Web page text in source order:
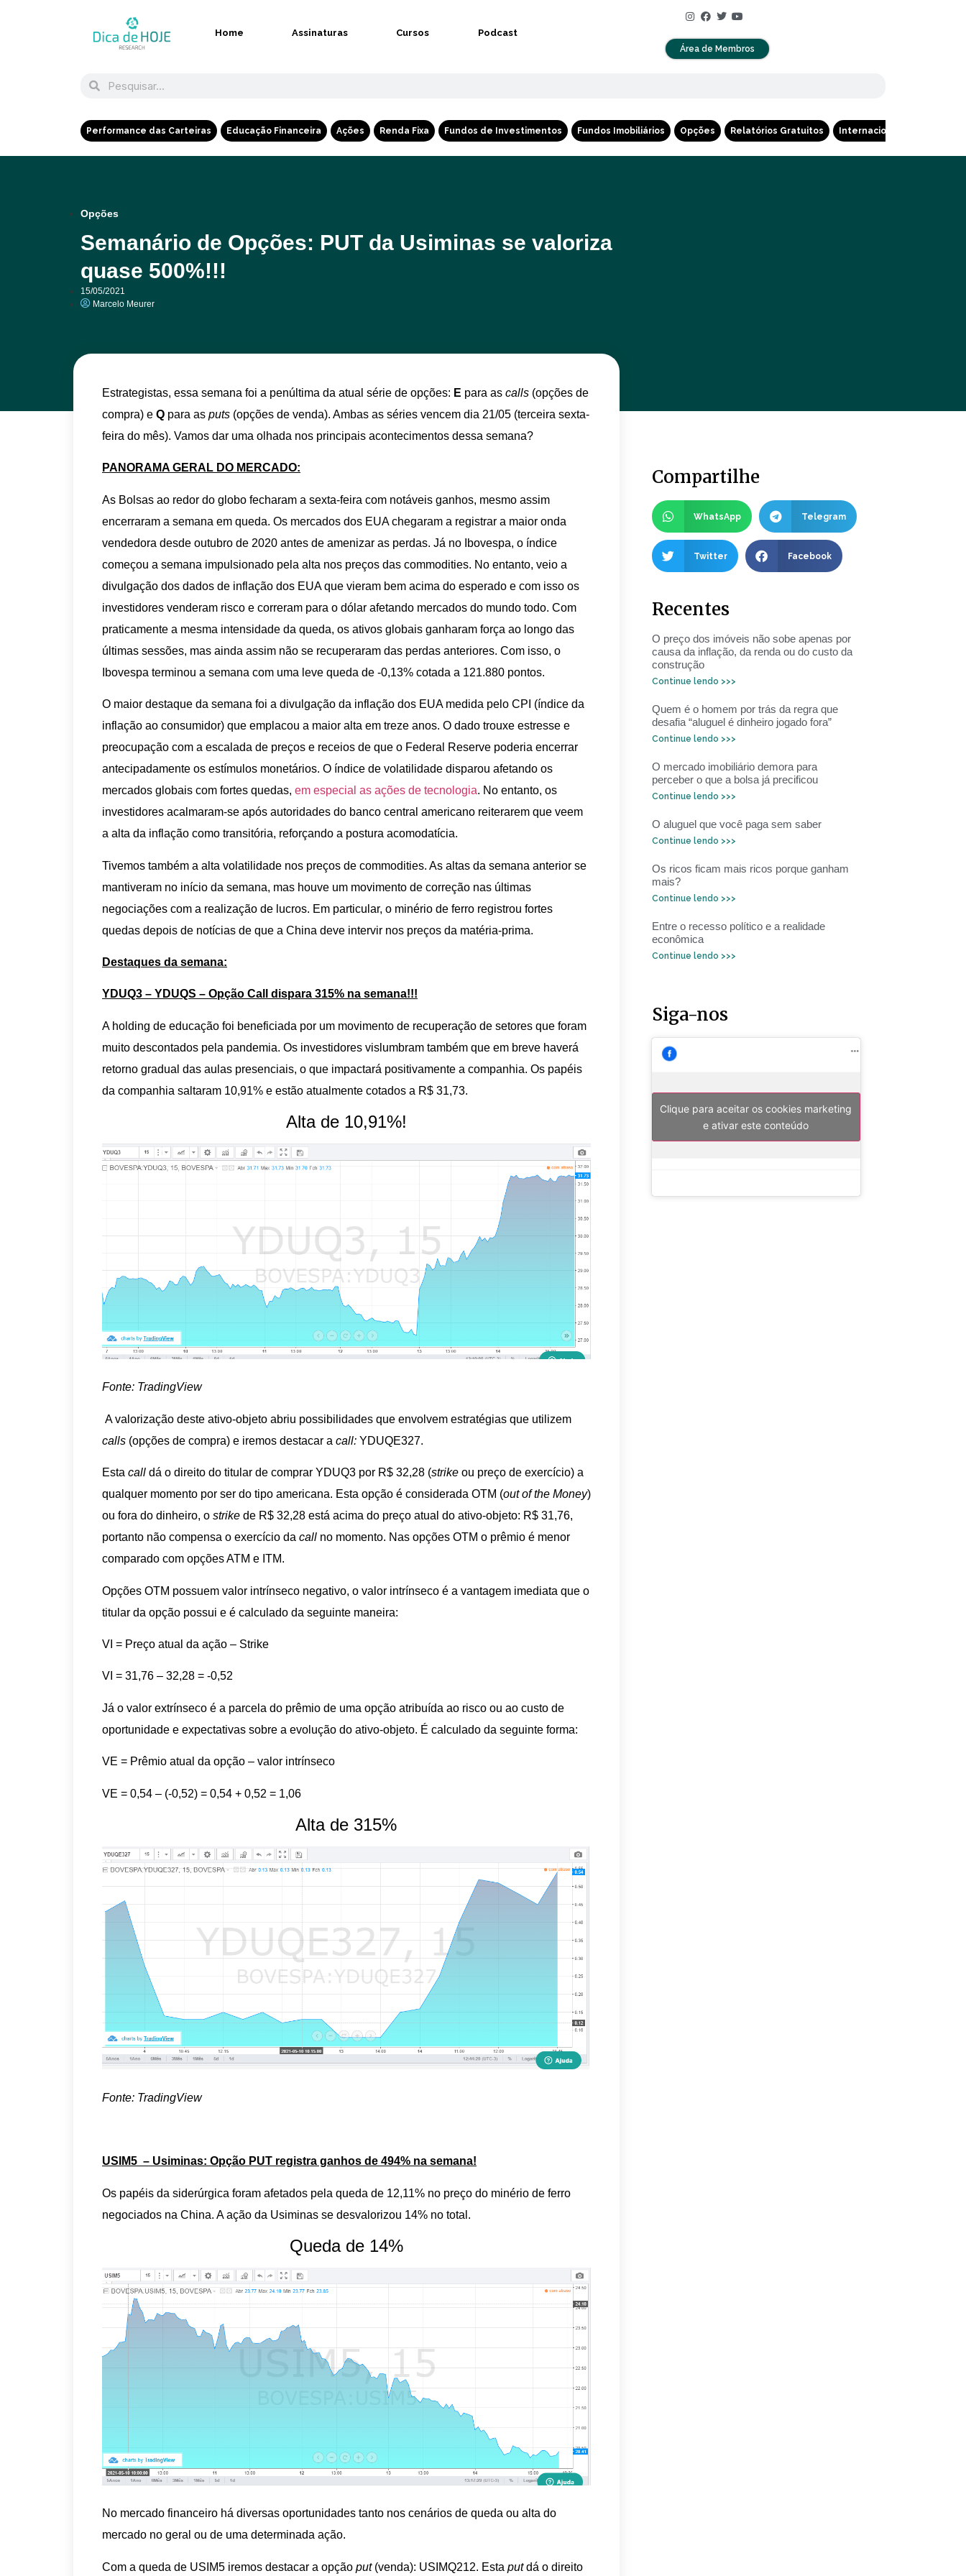
Home Assinaturas Cursos Podcast
Área de Membros
Performance das Carteiras Educação Financeira Ações Renda Fixa Fundos de Investimentos Fundos Imobiliários Opções Relatórios Gratuitos Internacional
Opções
Semanário de Opções: PUT da Usiminas se valoriza
quase 500%!!!
15/05/2021
Marcelo Meurer
Estrategistas, essa semana foi a penúltima da atual série de opções: E para as calls (opções de
compra) e Q para as puts (opções de venda). Ambas as séries vencem dia 21/05 (terceira sexta-
feira do mês). Vamos dar uma olhada nos principais acontecimentos dessa semana?
PANORAMA GERAL DO MERCADO:
As Bolsas ao redor do globo fecharam a sexta-feira com notáveis ganhos, mesmo assim
encerraram a semana em queda. Os mercados dos EUA chegaram a registrar a maior onda
vendedora desde outubro de 2020 antes de amenizar as perdas. Já no Ibovespa, o índice
começou a semana impulsionado pela alta nos preços das commodities. No entanto, veio a
divulgação dos dados de inflação dos EUA que vieram bem acima do esperado e com isso os
investidores venderam risco e correram para o dólar afetando mercados do mundo todo. Com
praticamente a mesma intensidade da queda, os ativos globais ganharam força ao longo das
últimas sessões, mas ainda assim não se recuperaram das perdas anteriores. Com isso, o
Ibovespa terminou a semana com uma leve queda de -0,13% cotada a 121.880 pontos.
O maior destaque da semana foi a divulgação da inflação dos EUA medida pelo CPI (índice da
inflação ao consumidor) que emplacou a maior alta em treze anos. O dado trouxe estresse e
preocupação com a escalada de preços e receios de que o Federal Reserve poderia encerrar
antecipadamente os estímulos monetários. O índice de volatilidade disparou afetando os
mercados globais com fortes quedas, em especial as ações de tecnologia. No entanto, os
investidores acalmaram-se após autoridades do banco central americano reiterarem que veem
a alta da inflação como transitória, reforçando a postura acomodatícia.
Tivemos também a alta volatilidade nos preços de commodities. As altas da semana anterior se
mantiveram no início da semana, mas houve um movimento de correção nas últimas
negociações com a realização de lucros. Em particular, o minério de ferro registrou fortes
quedas depois de notícias de que a China deve intervir nos preços da matéria-prima.
Destaques da semana:
YDUQ3 – YDUQS – Opção Call dispara 315% na semana!!!
A holding de educação foi beneficiada por um movimento de recuperação de setores que foram
muito descontados pela pandemia. Os investidores vislumbram também que em breve haverá
retorno gradual das aulas presenciais, o que impactará positivamente a companhia. Os papéis
da companhia saltaram 10,91% e estão atualmente cotados a R$ 31,73.
Alta de 10,91%!
Fonte: TradingView
A valorização deste ativo-objeto abriu possibilidades que envolvem estratégias que utilizem
calls (opções de compra) e iremos destacar a call: YDUQE327.
Esta call dá o direito do titular de comprar YDUQ3 por R$ 32,28 (strike ou preço de exercício) a
qualquer momento por ser do tipo americana. Esta opção é considerada OTM (out of the Money)
ou fora do dinheiro, o strike de R$ 32,28 está acima do preço atual do ativo-objeto: R$ 31,76,
portanto não compensa o exercício da call no momento. Nas opções OTM o prêmio é menor
comparado com opções ATM e ITM.
Opções OTM possuem valor intrínseco negativo, o valor intrínseco é a vantagem imediata que o
titular da opção possui e é calculado da seguinte maneira:
VI = Preço atual da ação – Strike
VI = 31,76 – 32,28 = -0,52
Já o valor extrínseco é a parcela do prêmio de uma opção atribuída ao risco ou ao custo de
oportunidade e expectativas sobre a evolução do ativo-objeto. É calculado da seguinte forma:
VE = Prêmio atual da opção – valor intrínseco
VE = 0,54 – (-0,52) = 0,54 + 0,52 = 1,06
Alta de 315%
Fonte: TradingView
USIM5 – Usiminas: Opção PUT registra ganhos de 494% na semana!
Os papéis da siderúrgica foram afetados pela queda de 12,11% no preço do minério de ferro
negociados na China. A ação da Usiminas se desvalorizou 14% no total.
Queda de 14%
No mercado financeiro há diversas oportunidades tanto nos cenários de queda ou alta do
mercado no geral ou de uma determinada ação.
Com a queda de USIM5 iremos destacar a opção put (venda): USIMQ212. Esta putdá o direito
Compartilhe
WhatsApp Telegram
Twitter Facebook
Recentes
O preço dos imóveis não sobe apenas por
causa da inflação, da renda ou do custo da
construção
Continue lendo >>>
Quem é o homem por trás da regra que
desafia “aluguel é dinheiro jogado fora”
Continue lendo >>>
O mercado imobiliário demora para
perceber o que a bolsa já precificou
Continue lendo >>>
O aluguel que você paga sem saber
Continue lendo >>>
Os ricos ficam mais ricos porque ganham
mais?
Continue lendo >>>
Entre o recesso político e a realidade
econômica
Continue lendo >>>
Siga-nos
Clique para aceitar os cookies marketing
e ativar este conteúdo